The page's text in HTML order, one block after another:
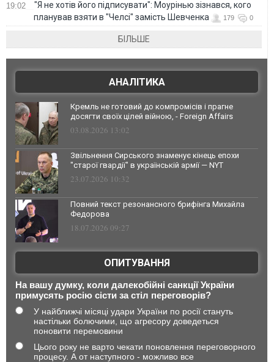
19:02
"Я не хотів його підписувати": Моурінью зізнався, кого
планував взяти в "Челсі" замість Шевченка
179 0
БІЛЬШЕ
АНАЛІТИКА
Кремль не готовий до компромісів і прагне
досягти своїх цілей війною, - Foreign Affairs
03.08.2026 13:02
Звільнення Сирського знаменує кінець епохи
"старої гвардії" в українській армії — NYT
23.07.2026 10:32
Повний текст резонансного брифінга Михайла
Федорова
18.07.2026 09:27
ОПИТУВАННЯ
На вашу думку, коли далекобійні санкції України
примусять росію сісти за стіл переговорів?
У найближчі місяці удари України по росії стануть
настільки болючими, що агресору доведеться
поновити перемовини
Цього року не варто чекати поновлення переговорного
процесу. А от наступного - можливо все